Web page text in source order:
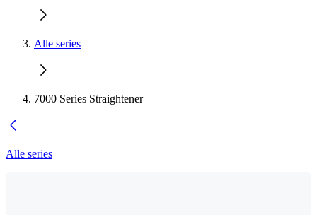
Alle series
7000 Series Straightener
Alle series